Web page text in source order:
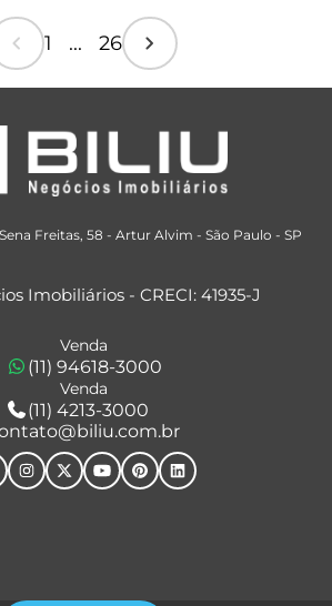
chevron_left 1 ... 26 chevron_right
Freitas, 58 - Artur Alvim - São Paulo - SP
Imobiliários - CRECI: 41935-J
Venda
(11) 94618-3000
Venda
(11) 4213-3000